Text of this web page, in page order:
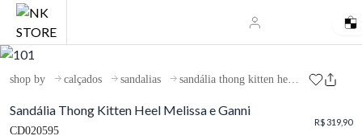
shop by calçados sandalias sandália thong kitten heel melissa e ganni
Sandália Thong Kitten Heel Melissa e Ganni
CD020595
R$ 319,90